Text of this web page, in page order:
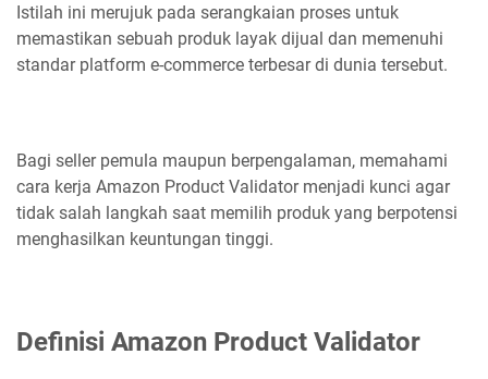
Istilah ini merujuk pada serangkaian proses untuk
memastikan sebuah produk layak dijual dan memenuhi
standar platform e-commerce terbesar di dunia tersebut.
Bagi seller pemula maupun berpengalaman, memahami
cara kerja Amazon Product Validator menjadi kunci agar
tidak salah langkah saat memilih produk yang berpotensi
menghasilkan keuntungan tinggi.
Definisi Amazon Product Validator